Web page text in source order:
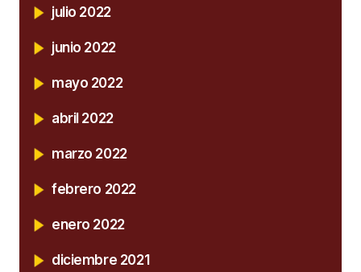
julio 2022
junio 2022
mayo 2022
abril 2022
marzo 2022
febrero 2022
enero 2022
diciembre 2021